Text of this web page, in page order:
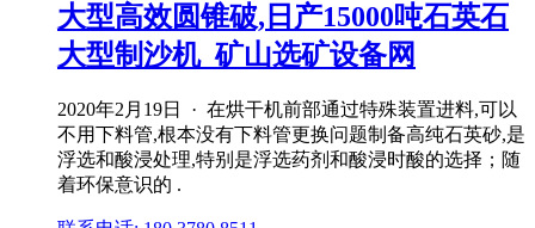
大型高效圆锥破,日产15000吨石英石
大型制沙机_矿山选矿设备网
2020年2月19日 · 在烘干机前部通过特殊装置进料,可以
不用下料管,根本没有下料管更换问题制备高纯石英砂,是
浮选和酸浸处理,特别是浮选药剂和酸浸时酸的选择；随
着环保意识的 .